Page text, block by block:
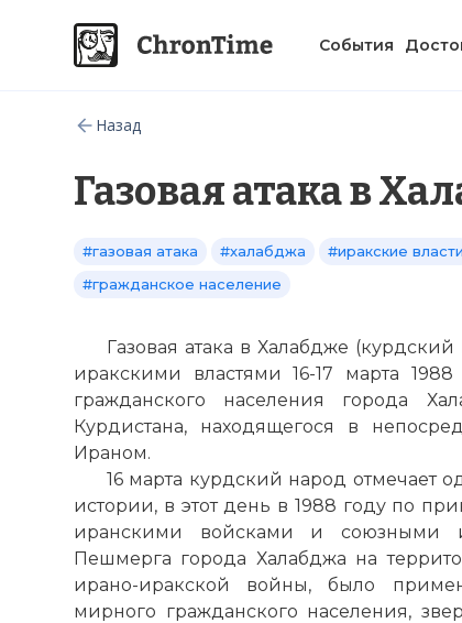
События
Назад
Газовая атака в
#газовая атака #халабджа #иракские власти
#гражданское население
Газовая атака в Халабдже
иракскими властями 16-17 марта
гражданского населения города
Курдистана, находящегося в
Ираном.
16 марта курдский народ отмечает
истории, в этот день в 1988 году по
иранскими войсками и союзными
Пешмерга города Халабджа на
ирано-иракской войны, было
мирного гражданского населения,